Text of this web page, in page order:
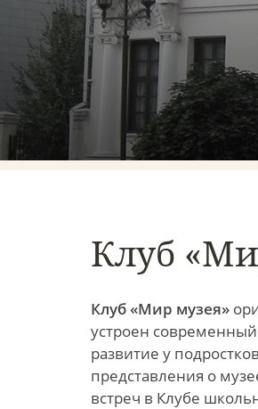
Клуб
Клуб «Мир музея»
устроен
развитие у
представления о
встреч в Клубе